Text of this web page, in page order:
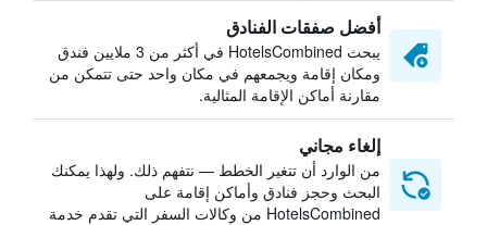
أفضل صفقات الفنادق
يبحث HotelsCombined في أكثر من 3 ملايين فندق
ومكان إقامة ويجمعهم في مكان واحد حتى تتمكن من
مقارنة أماكن الإقامة المثالية.
إلغاء مجاني
من الوارد أن تتغير الخطط — نتفهم ذلك. ولهذا يمكنك
البحث وحجز فنادق وأماكن إقامة على
HotelsCombined من وكالات السفر التي تقدم خدمة